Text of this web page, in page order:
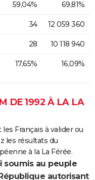
59,04% 69,81%
34 12 059 360
28 10 118 940
17,65% 16,09%
DE 1992 À LA LA
Français à valider ou
les résultats du
à la La Férée.
soumis au peuple
autorisant